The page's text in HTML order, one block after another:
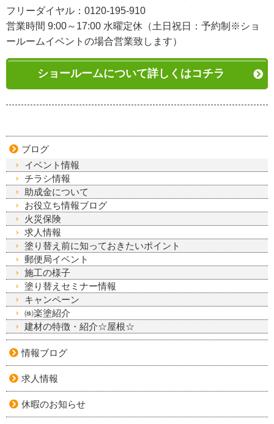
フリーダイヤル：0120-195-910
営業時間 9:00～17:00 水曜定休（土日祝日：予約制※ショ
ールームイベントの場合営業致します）
ショールームについて詳しくはコチラ
ブログ
イベント情報
チラシ情報
助成金について
お役立ち情報ブログ
火災保険
求人情報
塗り替え前に知っておきたいポイント
郵便局イベント
施工の様子
塗り替えセミナー情報
キャンペーン
㈱楽塗紹介
建材の特徴・紹介☆屋根☆
情報ブログ
求人情報
休暇のお知らせ